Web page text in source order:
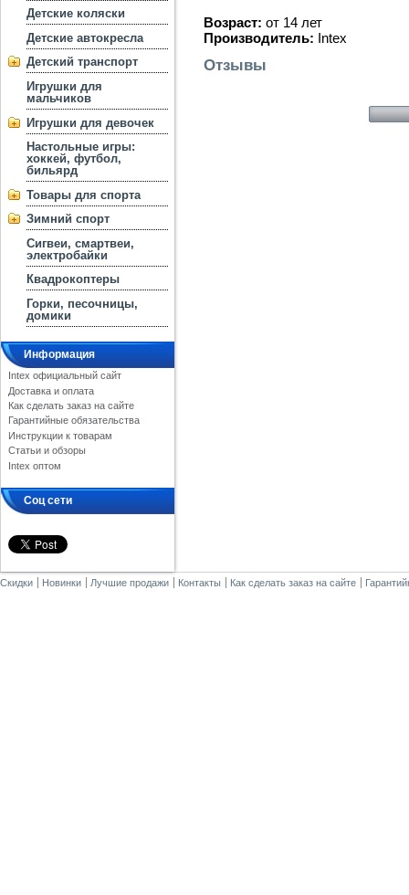
Детские коляски
Детские автокресла
Детский транспорт
Игрушки для
мальчиков
Игрушки для девочек
Настольные игры:
хоккей, футбол,
бильярд
Товары для спорта
Зимний спорт
Сигвеи, смартвеи,
электробайки
Квадрокоптеры
Горки, песочницы,
домики
Информация
Intex официальный сайт
Доставка и оплата
Как сделать заказ на сайте
Гарантийные обязательства
Инструкции к товарам
Статьи и обзоры
Intex оптом
Соц сети
Возраст: от 14 лет
Производитель: Intex
Отзывы
Скидки Новинки Лучшие продажи Контакты Как сделать заказ на сайте